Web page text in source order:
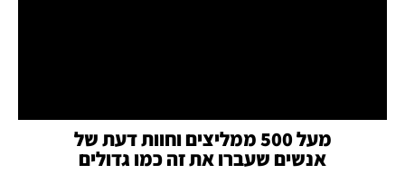
מעל 500 ממליצים וחוות דעת של
אנשים שעברו את זה כמו גדולים